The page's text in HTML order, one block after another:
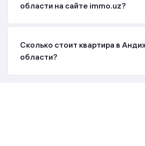
области на сайте immo.uz?
Сколько стоит квартира в
области?